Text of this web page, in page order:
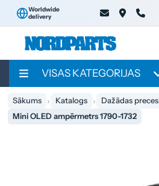
Worldwide
delivery
VISAS KATEGORIJAS
Sākums Katalogs
Dažādas preces
Mini OLED ampērmetrs 1790-1732